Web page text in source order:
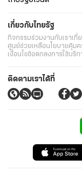
เกี่ยวกับไทยรัฐ
กิจกรรมร่วมงานกับเราเกี่
ศูนย์ช่วยเหลือนโยบายคุ้ม
เงื่อนไขข้อตกลงการใช้บริก
ติดตามเราได้ที่